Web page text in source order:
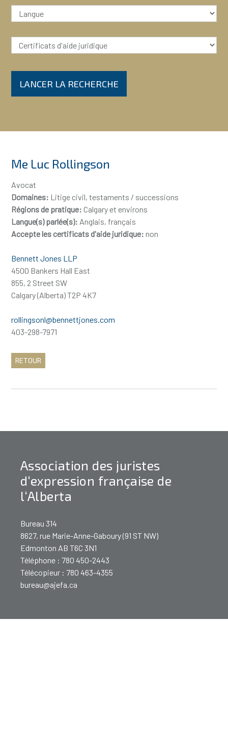
LANCER LA RECHERCHE
Me Luc Rollingson
Avocat
Domaines: Litige civil, testaments / successions
Régions de pratique: Calgary et environs
Langue(s) parlée(s): Anglais, français
Accepte les certificats d'aide juridique: non
Bennett Jones LLP
4500 Bankers Hall East
855, 2 Street SW
Calgary (Alberta) T2P 4K7
rollingsonl@bennettjones.com
403-298-7971
RETOUR
Association des juristes
d‘expression française de
l‘Alberta
Bureau 314
8627, rue Marie-Anne-Gaboury (91 ST NW)
Edmonton AB T6C 3N1
Téléphone : 780 450-2443
Télécopieur : 780 463-4355
bureau@ajefa.ca